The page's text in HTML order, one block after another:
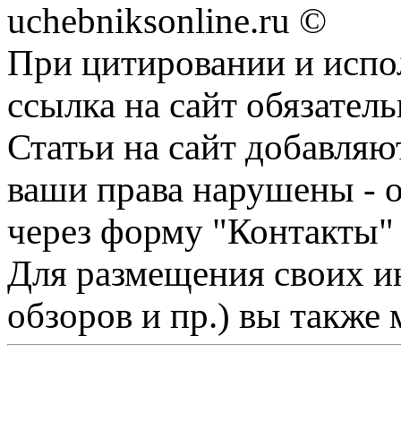
uchebniksonline.ru ©
При цитировании и
ссылка на сайт
Статьи на сайт
ваши права нарушены -
через форму "Контакты"
Для размещения своих
обзоров и пр.) вы также